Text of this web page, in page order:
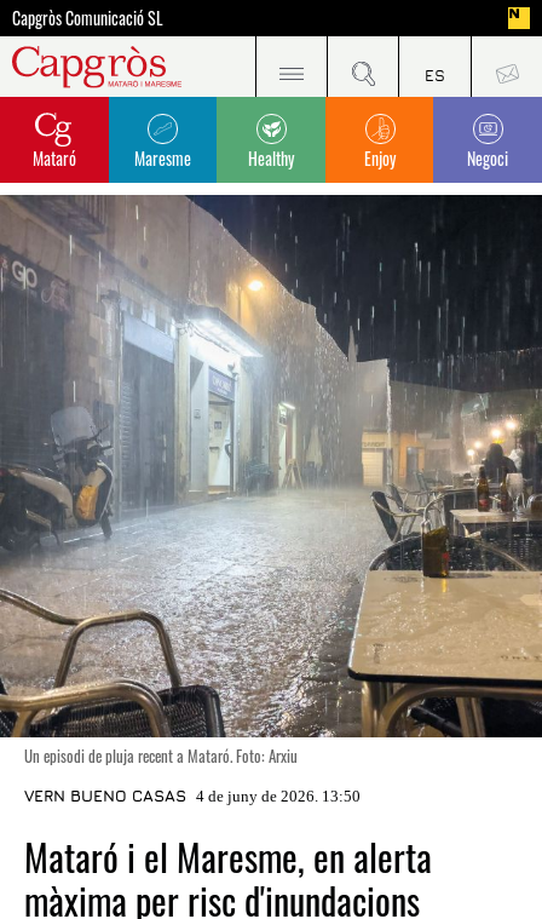
Capgròs Comunicació SL
Mataró Maresme Healthy Enjoy Negoci
Un episodi de pluja recent a Mataró. Foto: Arxiu
VERN BUENO CASAS 4 de juny de 2026. 13:50
Mataró i el Maresme, en alerta
màxima per risc d'inundacions